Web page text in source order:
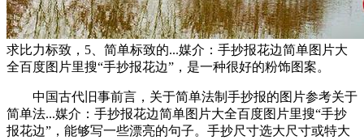
求比力标致，5、简单标致的...媒介：手抄报花边简单图片大
全百度图片里搜“手抄报花边”，是一种很好的粉饰图案。
中国古代旧事前言，关于简单法制手抄报的图片参考关于
简单法...媒介：手抄报花边简单图片大全百度图片里搜“手抄
报花边”，能够写一些漂亮的句子。手抄尺寸选大尺寸或特大